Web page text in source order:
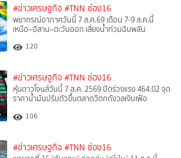
#ข่าวเศรษฐกิจ #TNN ช่อง16
พยากรณ์อากาศวันนี้ 7 ส.ค.69 เตือน 7-9 ส.ค.นี้
เหนือ–อีสาน–ตะวันออก เสี่ยงน้ำท่วมฉับพลัน
120
#ข่าวเศรษฐกิจ #TNN ช่อง16
หุ้นดาวโจนส์วันนี้ 7 ส.ค. 2569 ปิดร่วงแรง 464.02 จุด
ราคาน้ำมันปรับตัวขึ้นตลาดวิตกกังวลเงินเฟ้อ
106
#ข่าวเศรษฐกิจ #TNN ช่อง16